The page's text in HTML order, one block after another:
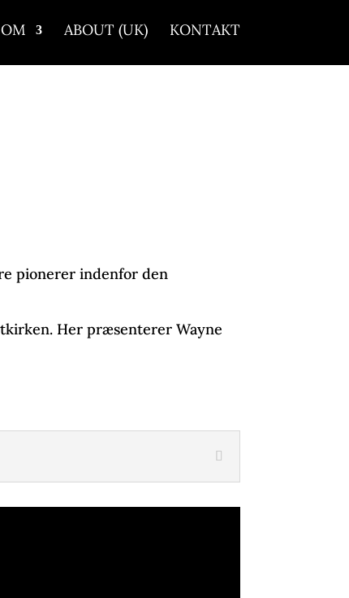
OM ABOUT (UK) KONTAKT
pionerer indenfor den
Her præsenterer Wayne